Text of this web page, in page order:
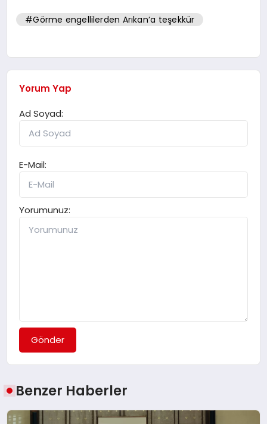
#Görme engellilerden Arıkan’a teşekkür
Yorum Yap
Ad Soyad:
E-Mail:
Yorumunuz:
Gönder
Benzer Haberler